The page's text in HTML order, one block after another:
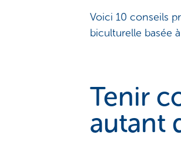
Voici 10 conseils
biculturelle basée
Tenir
autant